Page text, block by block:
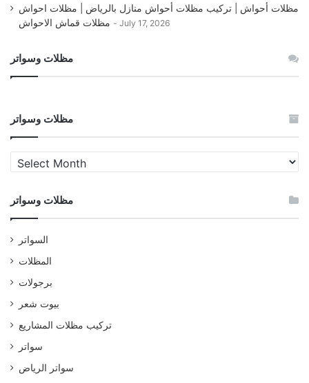
مظلات أحواش | تركيب مظلات أحواش منازل بالرياض | مظلات احواش
مظلات قماش الاحواش
July 17, 2026
مظلات وسواتر
مظلات وسواتر
مظلات
وسواتر
مظلات وسواتر
السواتر
المظلات
برجولات
بيوت شعر
تركيب مظلات المشاريع
سواتر
سواتر الرياض